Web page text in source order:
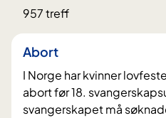
t
Nullstill
957 treff
Abort
I Norge har kvinner
abort før 18.
svangerskapet må